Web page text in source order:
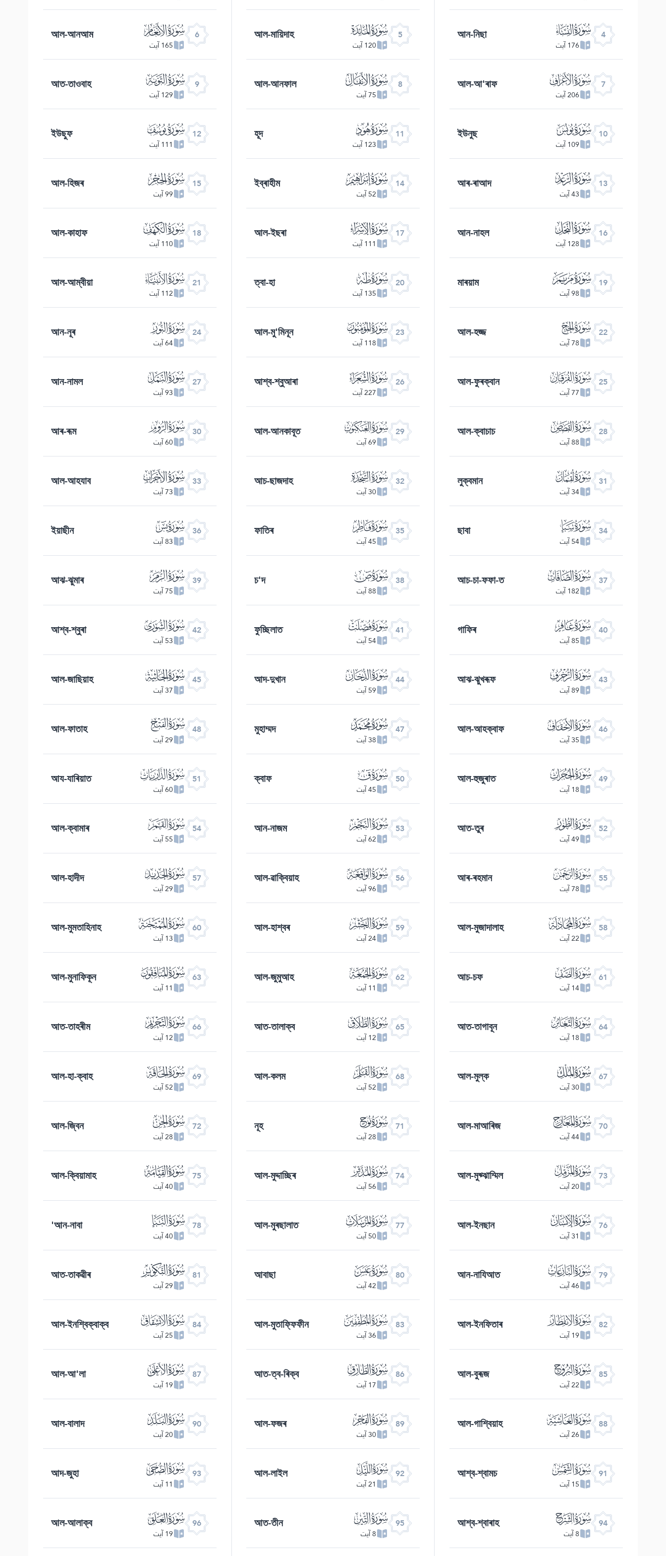
4 ﮐ
176 آیت
আন-নিছা
5 ﮑ
120 آیت
আল-মায়িদাহ
6 ﮒ
165 آیت
আল-আনআম
7 ﮓ
206 آیت
আল-আ'ৰাফ
8 ﮔ
75 آیت
আল-আনফাল
9 ﮕ
129 آیت
আত-তাওবাহ
10 ﮖ
109 آیت
ইউনুছ
11 ﮗ
123 آیت
হূদ
12 ﮘ
111 آیت
ইউছুফ
13 ﮙ
43 آیت
আৰ-ৰাআদ
14 ﮚ
52 آیت
ইব্ৰাহীম
15 ﮛ
99 آیت
আল-হিজৰ
16 ﮜ
128 آیت
আন-নাহল
17 ﮝ
111 آیت
আল-ইছৰা
18 ﮞ
110 آیت
আল-কাহাফ
19 ﮟ
98 آیت
মাৰয়াম
20 ﮠ
135 آیت
ত্বা-হা
21 ﮡ
112 آیت
আল-আম্বীয়া
22 ﮢ
78 آیت
আল-হজ্জ
23 ﮣ
118 آیت
আল-মু'মিনূন
24 ﮤ
64 آیت
আন-নূৰ
25 ﮥ
77 آیت
আল-ফুৰক্বান
26 ﮦ
227 آیت
আশ্ব-শ্বুআৰা
27 ﮧ
93 آیت
আন-নামল
28 ﮨ
88 آیت
আল-ক্বাচাচ
29 ﮩ
69 آیت
আল-আনকাবূত
30 ﮪ
60 آیت
আৰ-ৰূম
31 ﮫ
34 آیت
লুক্বমান
32 ﮬ
30 آیت
আচ-ছাজদাহ
33 ﮭ
73 آیت
আল-আহযাব
34 ﮮ
54 آیت
ছাবা
35 ﮯ
45 آیت
ফাতিৰ
36 ﮰ
83 آیت
ইয়াছীন
37 ﮱ
182 آیت
আচ-চা-ফফা-ত
38 ﯓ
88 آیت
চ'দ
39 ﯔ
75 آیت
আঝ-ঝুমাৰ
40 ﯕ
85 آیت
গাফিৰ
41 ﯖ
54 آیت
ফুচ্ছিলাত
42 ﯗ
53 آیت
আশ্ব-শ্বুৰা
43 ﯘ
89 آیت
আঝ-ঝুখৰূফ
44 ﯙ
59 آیت
আদ-দুখান
45 ﯚ
37 آیت
আল-জাছিয়াহ
46 ﯛ
35 آیت
আল-আহক্বাফ
47 ﯜ
38 آیت
মুহাম্মদ
48 ﯝ
29 آیت
আল-ফাতাহ
49 ﯞ
18 آیت
আল-হুজুৰাত
50 ﯟ
45 آیت
ক্বাফ
51 ﯠ
60 آیت
আয-যাৰিয়াত
52 ﯡ
49 آیت
আত-তুৰ
53 ﯢ
62 آیت
আন-নাজম
54 ﯣ
55 آیت
আল-ক্বামাৰ
55 ﯤ
78 آیت
আৰ-ৰহমান
56 ﯥ
96 آیت
আল-ৱাক্বিয়াহ
57 ﯦ
29 آیت
আল-হাদীদ
58 ﯧ
22 آیت
আল-মুজাদালাহ
59 ﯨ
24 آیت
আল-হাশ্বৰ
60 ﯩ
13 آیت
আল-মুমতাহিনাহ
61 ﯪ
14 آیت
আচ-চফ
62 ﯫ
11 آیت
আল-জুমুআহ
63 ﯬ
11 آیت
আল-মুনাফিকূন
64 ﯭ
18 آیت
আত-তাগাবূন
65 ﯮ
12 آیت
আত-তালাক্ব
66 ﯯ
12 آیت
আত-তাহৰীম
67 ﯰ
30 آیت
আল-মুল্ক
68 ﯱ
52 آیت
আল-কলম
69 ﯲ
52 آیت
আল-হা-ক্বাহ
70 ﯳ
44 آیت
আল-মাআৰিজ
71 ﯴ
28 آیت
নূহ
72 ﯵ
28 آیت
আল-জ্বিন
73 ﯶ
20 آیت
আল-মুঝ্ঝাম্মিল
74 ﯷ
56 آیت
আল-মুদ্দাচ্ছিৰ
75 ﯸ
40 آیت
আল-ক্বিয়ামাহ
76 ﯹ
31 آیت
আল-ইনছান
77 ﯺ
50 آیت
আল-মুৰছালাত
78 ﯻ
40 آیت
আন-নাবা'
79 ﯼ
46 آیت
আন-নাযিআত
80 ﯽ
42 آیت
আবাছা
81 ﯾ
29 آیت
আত-তাকৱীৰ
82 ﯿ
19 آیت
আল-ইনফিতাৰ
83 ﰀ
36 آیت
আল-মুতাফ্ফিফীন
84 ﰁ
25 آیت
আল-ইনশ্বিক্বাক্ব
85 ﰂ
22 آیت
আল-বুৰূজ
86 ﰃ
17 آیت
আত-ত্ব-ৰিক্ব
87 ﰄ
19 آیت
আল-আ'লা
88 ﰅ
26 آیت
আল-গাশ্বিয়াহ
89 ﰆ
30 آیت
আল-ফজৰ
90 ﰇ
20 آیت
আল-বালাদ
91 ﰈ
15 آیت
আশ্ব-শ্বামচ
92 ﰉ
21 آیت
আল-লাইল
93 ﰊ
11 آیت
আদ-জুহা
94 ﰋ
8 آیت
আশ্ব-শ্বাৰাহ
95 ﰌ
8 آیت
আত-তীন
96 ﰍ
19 آیت
আল-আলাক্ব